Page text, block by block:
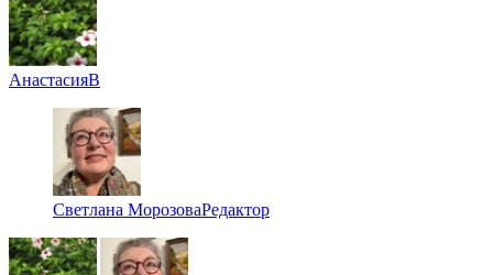
АнастасияВ
Светлана МорозоваРедактор